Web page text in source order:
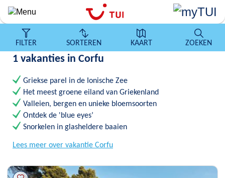
Overslaan
en
algemene
inhoud
FILTER SORTEREN KAART ZOEKEN
1 vakanties in Corfu
Griekse parel in de Ionische Zee
Het meest groene eiland van Griekenland
Valleien, bergen en unieke bloemsoorten
Ontdek de 'blue eyes’
Snorkelen in glasheldere baaien
Lees meer over vakantie Corfu